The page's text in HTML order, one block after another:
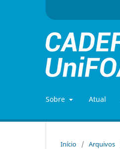
Sobre Atual
Início / Arquivos